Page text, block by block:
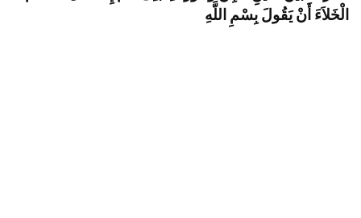
الْخَلاَءَ أَنْ يَقُولَ بِسْمِ اللَّهِ